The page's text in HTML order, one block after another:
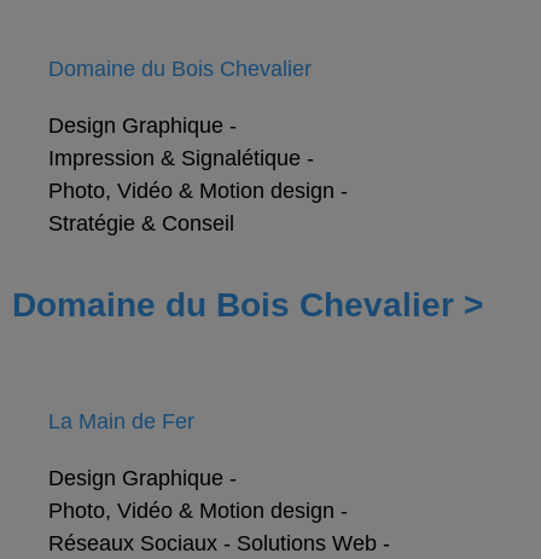
Domaine du Bois Chevalier
Design Graphique -
Impression & Signalétique -
Photo, Vidéo & Motion design -
Stratégie & Conseil
Domaine du Bois Chevalier >
La Main de Fer
Design Graphique -
Photo, Vidéo & Motion design -
Réseaux Sociaux - Solutions Web -